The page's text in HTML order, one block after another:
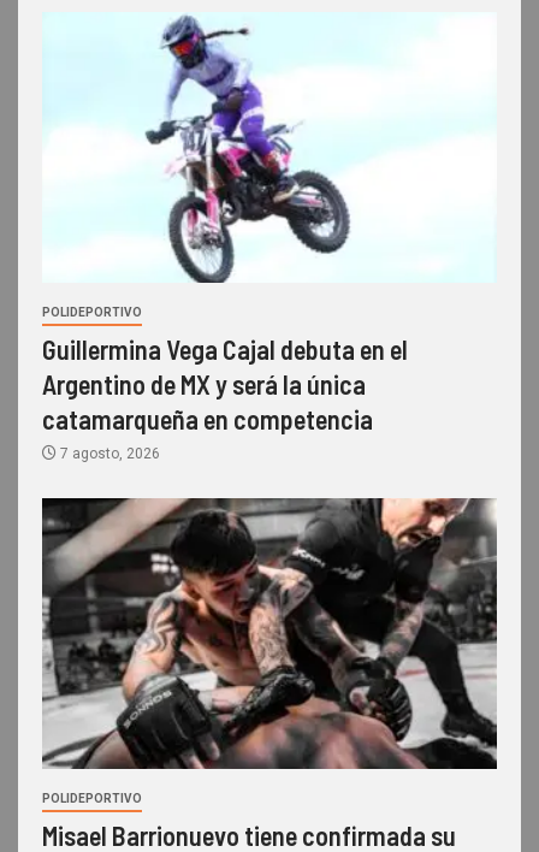
POLIDEPORTIVO
Guillermina Vega Cajal debuta en el
Argentino de MX y será la única
catamarqueña en competencia
7 agosto, 2026
POLIDEPORTIVO
Misael Barrionuevo tiene confirmada su